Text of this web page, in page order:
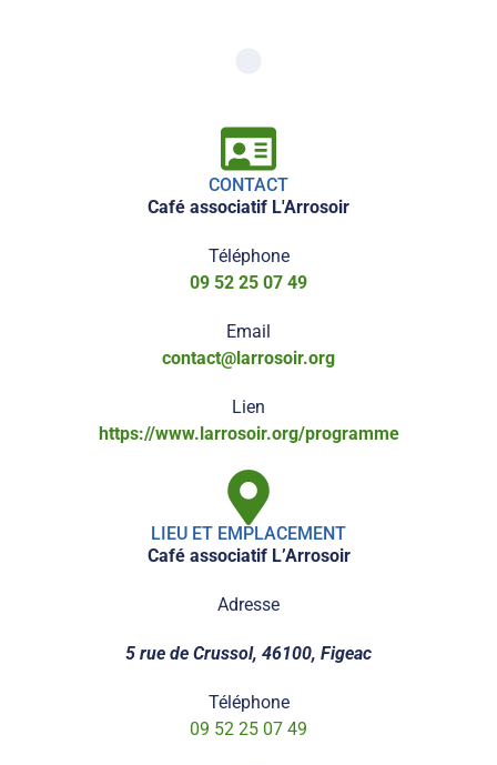
CONTACT
Café associatif L'Arrosoir
Téléphone
09 52 25 07 49
Email
contact@larrosoir.org
Lien
https://www.larrosoir.org/programme
LIEU ET EMPLACEMENT
Café associatif L’Arrosoir
Adresse
5 rue de Crussol, 46100, Figeac
Téléphone
09 52 25 07 49